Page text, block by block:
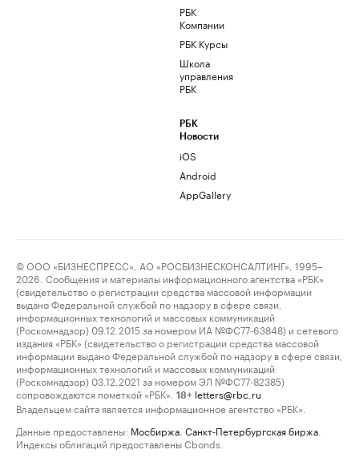
РБК
Компании
РБК Курсы
Школа
управления
РБК
РБК
Новости
iOS
Android
AppGallery
© ООО «БИЗНЕСПРЕСС», АО «РОСБИЗНЕСКОНСАЛТИНГ», 1995–
2026. Сообщения и материалы информационного агентства «РБК»
(свидетельство о регистрации средства массовой информации
выдано Федеральной службой по надзору в сфере связи,
информационных технологий и массовых коммуникаций
(Роскомнадзор) 09.12.2015 за номером ИА №ФС77-63848) и сетевого
издания «РБК» (свидетельство о регистрации средства массовой
информации выдано Федеральной службой по надзору в сфере связи,
информационных технологий и массовых коммуникаций
(Роскомнадзор) 03.12.2021 за номером ЭЛ №ФС77-82385)
сопровождаются пометкой «РБК».
18+ letters@rbc.ru
Владельцем сайта является информационное агентство «РБК».
Данные предоставлены: Мосбиржа Санкт-Петербургская биржа
Индексы облигаций предоставлены Cbonds.